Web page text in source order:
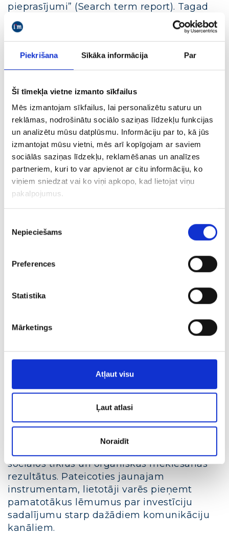
Piekrišana Sīkāka informācija Par
Šī tīmekļa vietne izmanto sīkfailus
Mēs izmantojam sīkfailus, lai personalizētu saturu un
reklāmas, nodrošinātu sociālo saziņas līdzekļu funkcijas
un analizētu mūsu datplūsmu. Informāciju par to, kā jūs
izmantojat mūsu vietni, mēs arī kopīgojam ar saviem
sociālās saziņas līdzekļu, reklamēšanas un analīzes
partneriem, kuri to var apvienot ar citu informāciju, ko
viņiem sniedzat vai ko viņi apkopo, kad lietojat viņu
pakalpojumus.
izvēle
Nepieciešams
Preferences
Statistika
Mārketings
Atļaut visu
Ļaut atlasi
Noraidīt
pieprasījumi” (Search term report). Tagad
jūs varat precīzi noteikt kuri atslēgvārdi
atbilst kuriem meklēšanas pieprasījumiem.
Pateicoties šai informācijai, jūs varēsiet ātri
un viegli pieņemt pamatotus lēmumus par
atslēgvārdu izvēli un atbilstošākās likmes
varēsiet redzēt, kurš atslēgvārds atbilst
kuriem meklēšanas pieprasījumiem un
analizēt informāciju uzreiz par visiem
atslēgvārdiem reklāmas ziņojumu grupas,
kampaņas vai visa konta līmenī. Tas dod
iespēju jums rīkoties produktīvāk.
Google Analytics. Jauns
instruments reklāmas
izdevumu analīzei (Cost
Bloga raksti par Google Analytics
Nesen Google Analytics iedarbinājis jaunu
instrumentu, kas ļauj analizēt online
veidā mājas lapu īpašnieki varēs salīdzināt
dažādu online komunikāciju kanālu
darbības efektivitāti, ieskaitot PPC reklāmu,
sociālos tīklus un organiskas meklēšanas
rezultātus. Pateicoties jaunajam
instrumentam, lietotāji varēs pieņemt
pamatotākus lēmumus par investīciju
sadalījumu starp dažādiem komunikāciju
kanāliem.